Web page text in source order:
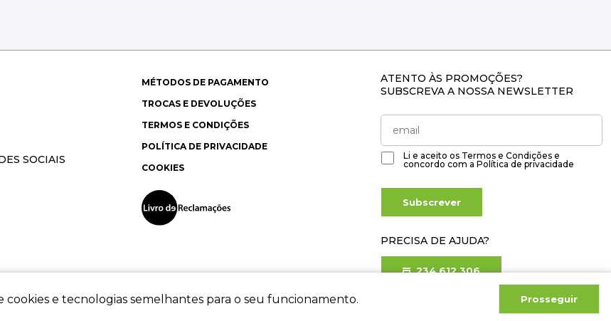
e tecnologias semelhantes para o seu funcionamento. Prosseguir
SOCIAIS
MÉTODOS DE PAGAMENTO
TROCAS E DEVOLUÇÕES
TERMOS E CONDIÇÕES
POLÍTICA DE PRIVACIDADE
COOKIES
ATENTO ÀS PROMOÇÕES?
SUBSCREVA A NOSSA NEWSLETTER
Li e aceito os Termos e Condições e
concordo com a Política de privacidade
Subscrever
PRECISA DE AJUDA?
234 612 306